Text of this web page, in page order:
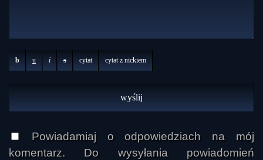
b u i s cytat cytat z nickiem
Powiadamiaj o odpowiedziach na mój
komentarz. Do wysyłania powiadomień